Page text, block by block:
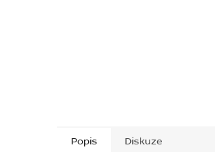
Popis Diskuze